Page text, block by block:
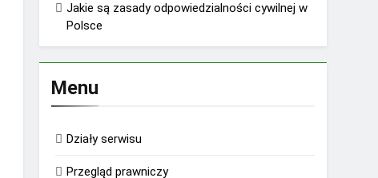
Jakie są zasady odpowiedzialności cywilnej w
Polsce
Menu
Działy serwisu
Przegląd prawniczy